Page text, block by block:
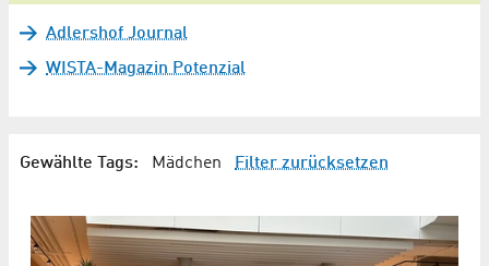
Adlershof Journal
WISTA-Magazin Potenzial
Gewählte Tags: Mädchen Filter zurücksetzen